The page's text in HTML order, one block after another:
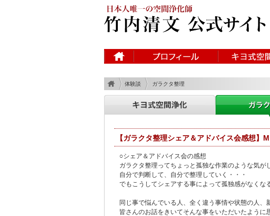
体験談 ガラクタ整理
【ガラクタ整理シェア＆アドバイス会感想】
○シェア＆アドバイス会の感想
ガラクタ整理ってちょっと孤独な作業のような気が
自分で判断して、自分で整理していく・・・
でもこうしてシェアする事によって孤独感がなくな
同じ事で悩んでいる人、全く違う事情や状態の人
皆さんのお話をきいてそんな事をいただいたように